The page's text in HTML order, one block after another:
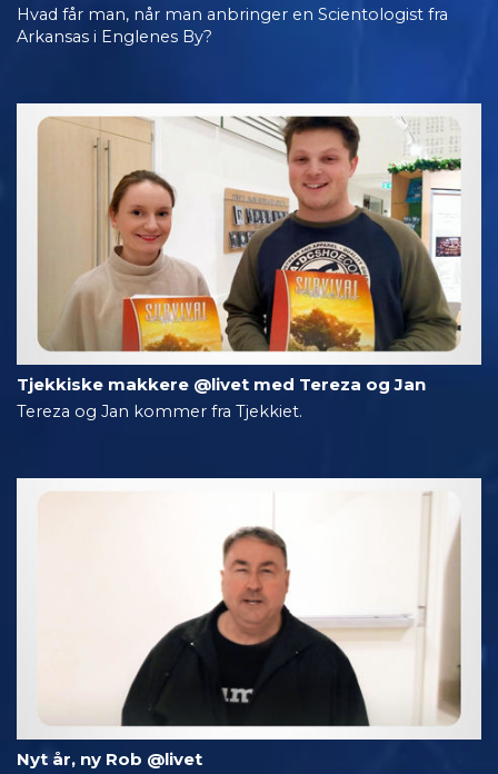
Hvad får man, når man anbringer en Scientologist fra
Arkansas i Englenes By?
Tjekkiske makkere @livet med Tereza og Jan
Tereza og Jan kommer fra Tjekkiet.
Nyt år, ny Rob @livet